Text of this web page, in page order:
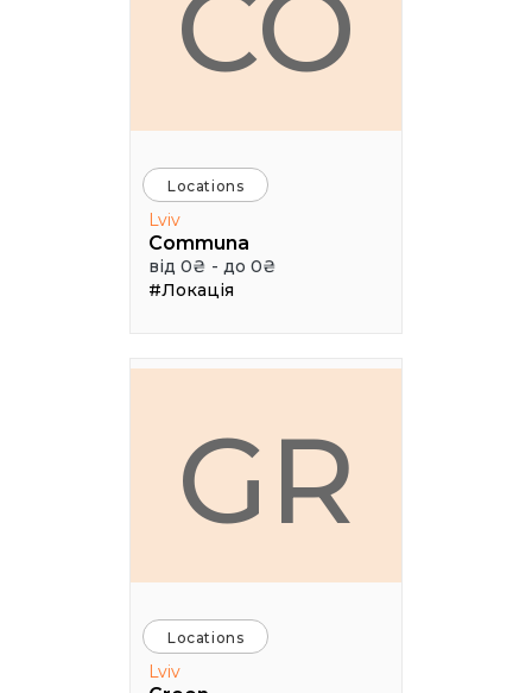
Locations
Lviv
Communa
від 0₴ - до 0₴
#Локація
GR
Locations
Lviv